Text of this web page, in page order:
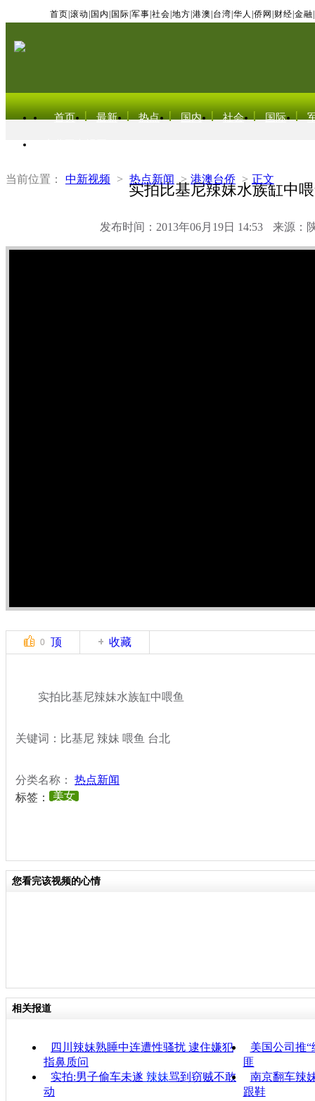
首页 滚动 国内 国际 军事 社会 地方 港澳 台湾 华人 侨网 财经 金融
首页 最新 热点 国内 社会 国际
当前位置： 中新视频 > 热点新闻 > 港澳台侨 > 正文
实拍比基尼辣妹水族缸中
发布时间：2013年06月19日 14:53 来源：
0 顶 收藏
实拍比基尼辣妹水族缸中喂鱼
关键词：比基尼 辣妹 喂鱼 台北
分类名称： 热点新闻
标签：
美女
您看完该视频的心情
相关报道
四川辣妹熟睡中连遭性骚扰 逮住嫌犯
指鼻质问
美国公司推
匪
实拍:男子偷车未遂 辣妹骂到窃贼不敢
动
南京翻车辣
跟鞋